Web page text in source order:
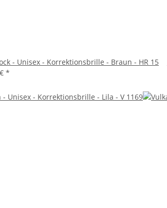
- Unisex - Korrektionsbrille - Braun - HR 15
*